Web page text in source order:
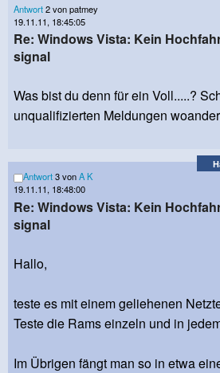
Antwort2 von patmey
19.11.11, 18:45:05
Re: Windows Vista: Kein
signal
Was bist du denn für ein Voll.....?
unqualifizierten Meldungen
Antwort3 vonA K
19.11.11, 18:48:00
Re: Windows Vista: Kein
signal
Hallo,
teste es mit einem geliehenen
Teste die Rams einzeln und in
Im Übrigen fängt man so in etwa